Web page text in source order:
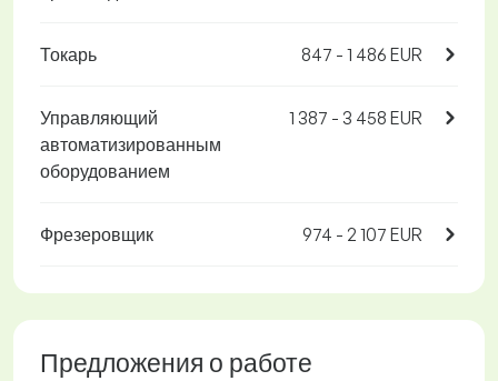
Токарь 847 - 1 486 EUR
Управляющий
автоматизированным
оборудованием
1 387 - 3 458 EUR
Фрезеровщик 974 - 2 107 EUR
Предложения о работе